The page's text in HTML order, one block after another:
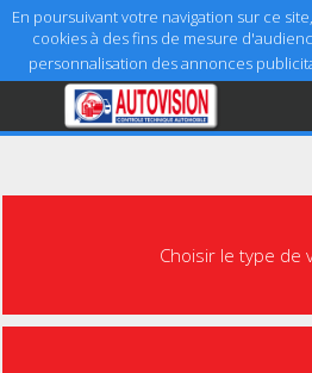
En poursuivant votre navigation sur ce
cookies à des fins de mesure
personnalisation des annonces
Accueil
Aide
Choisir le type de